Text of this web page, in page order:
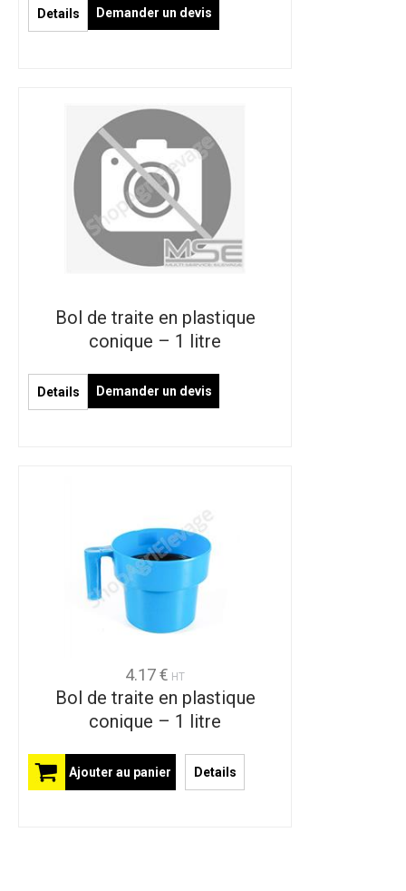
Demander un devis
Details
Bol de traite en plastique
conique – 1 litre
Demander un devis
Details
4.17 € HT
Bol de traite en plastique
conique – 1 litre
Ajouter au panier Details